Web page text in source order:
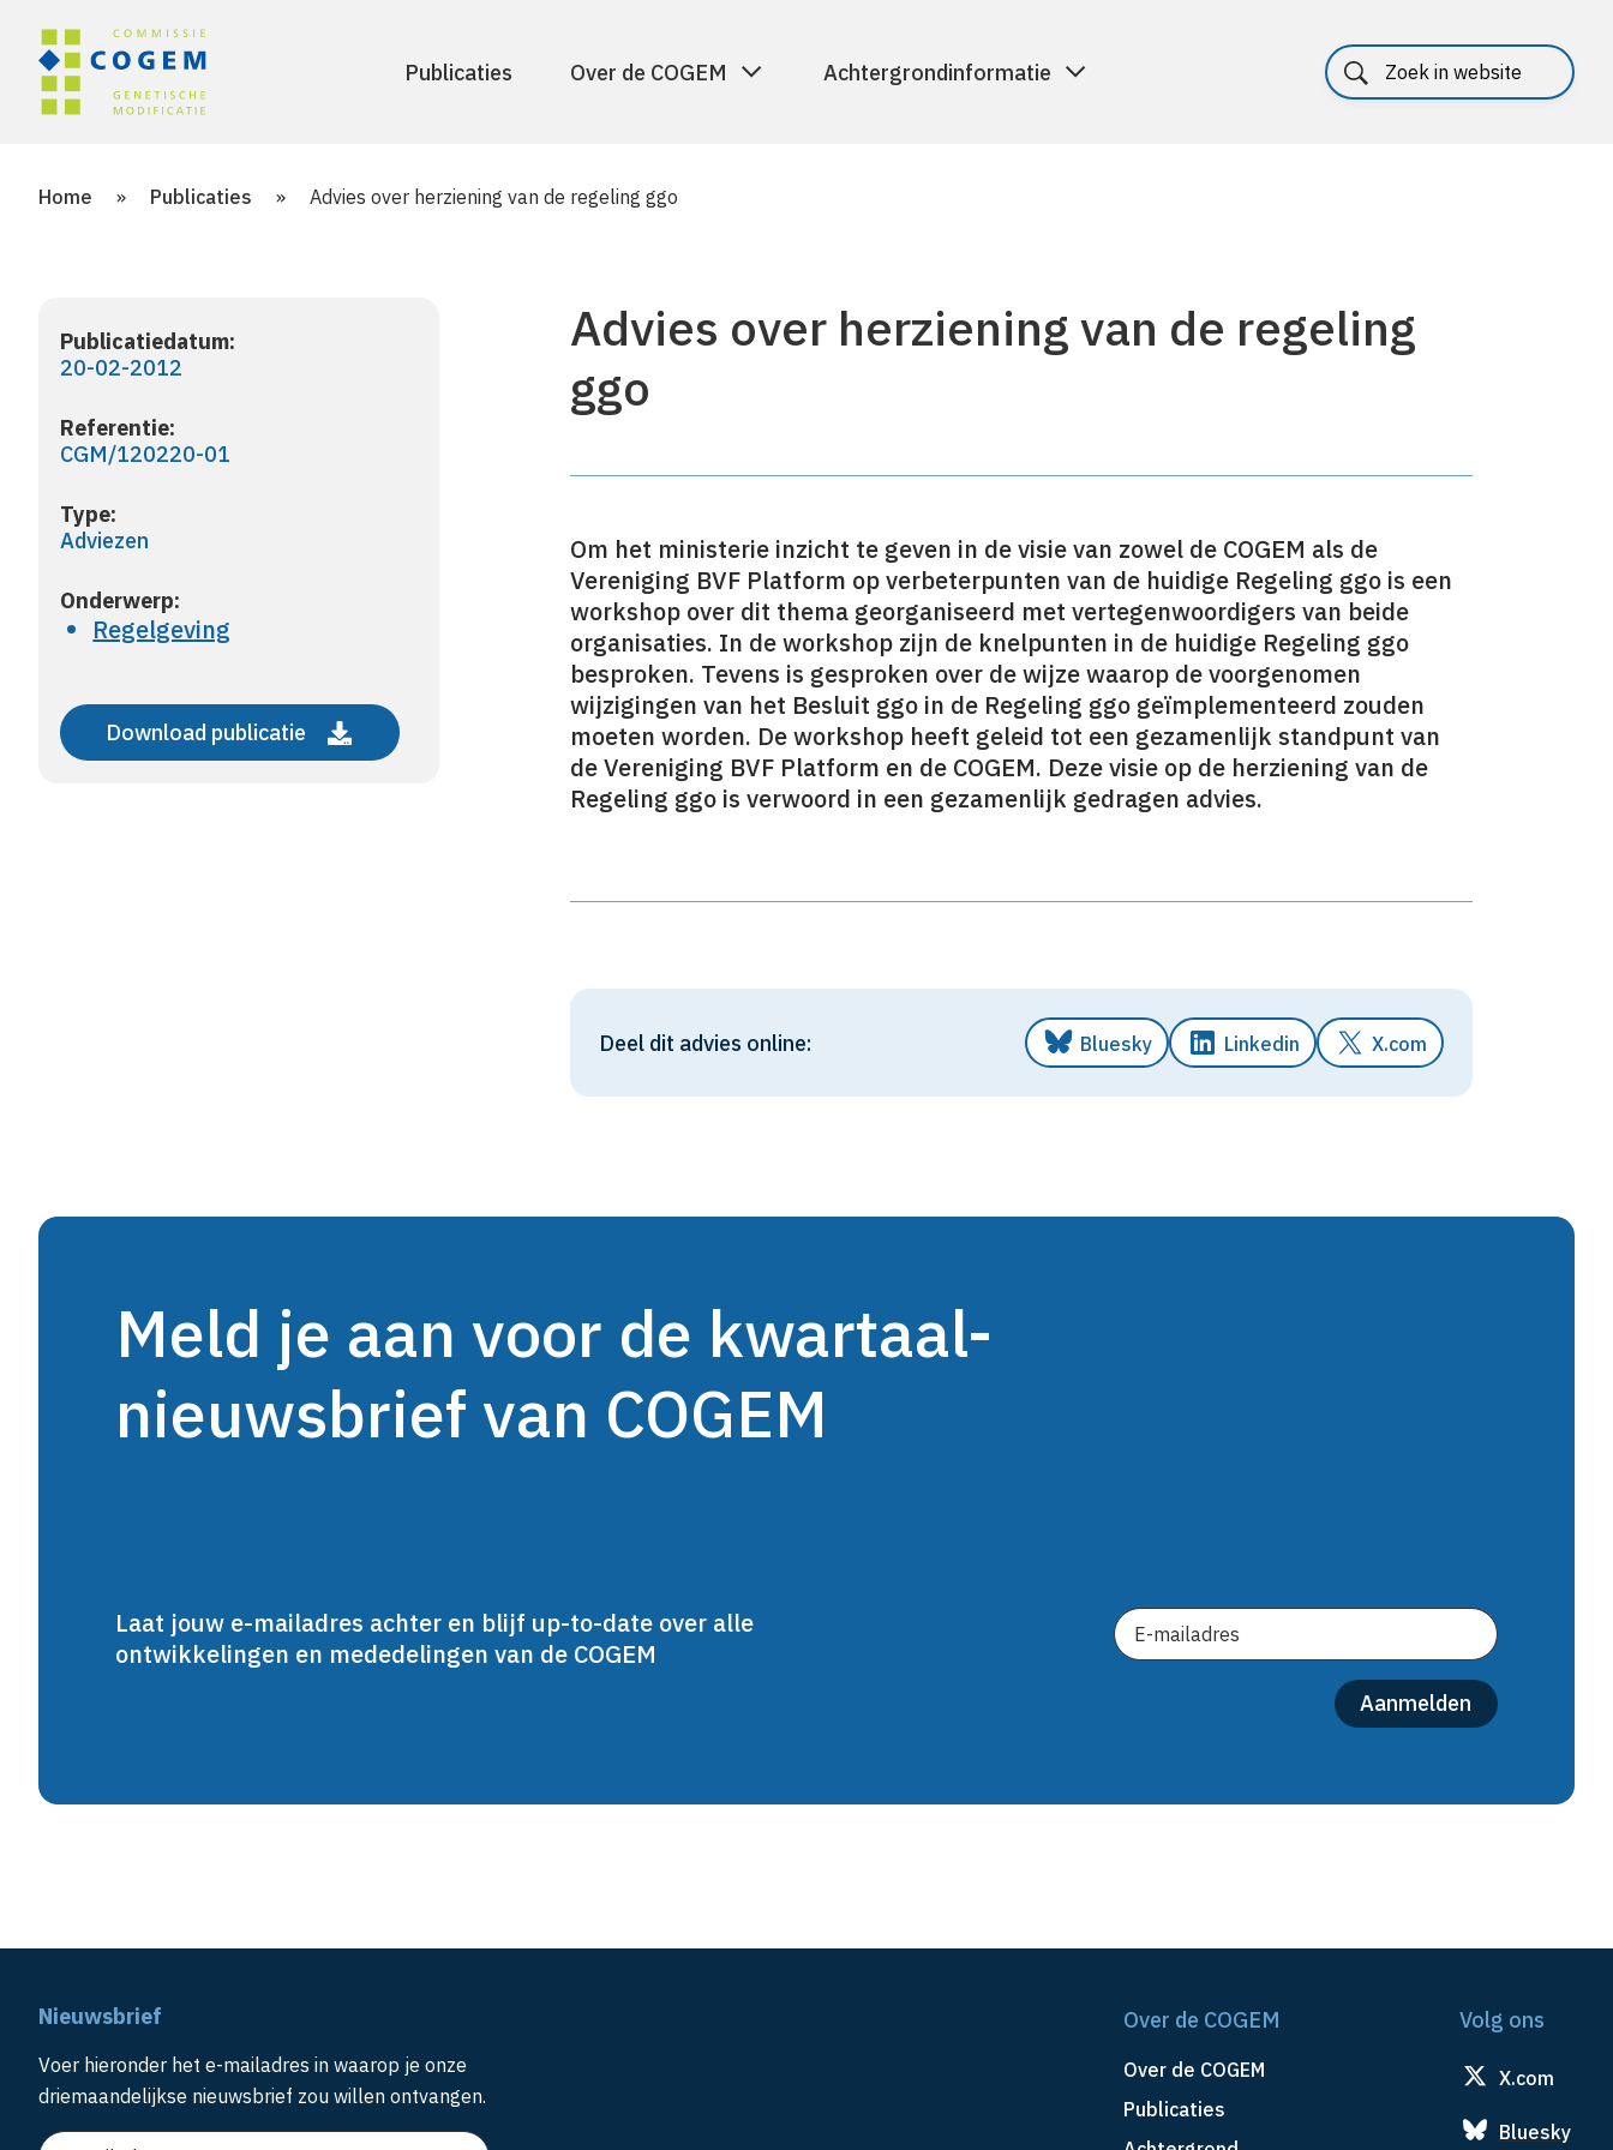
Publicaties Over de COGEM Achtergrondinformatie
Home » Publicaties » Advies over herziening van de regeling ggo
Publicatiedatum:
20-02-2012
Referentie:
CGM/120220-01
Type:
Adviezen
Onderwerp:
Regelgeving
Download publicatie
Advies over herziening van de regeling
ggo
Om het ministerie inzicht te geven in de visie van zowel de COGEM als de
Vereniging BVF Platform op verbeterpunten van de huidige Regeling ggo is een
workshop over dit thema georganiseerd met vertegenwoordigers van beide
organisaties. In de workshop zijn de knelpunten in de huidige Regeling ggo
besproken. Tevens is gesproken over de wijze waarop de voorgenomen
wijzigingen van het Besluit ggo in de Regeling ggo geïmplementeerd zouden
moeten worden. De workshop heeft geleid tot een gezamenlijk standpunt van
de Vereniging BVF Platform en de COGEM. Deze visie op de herziening van de
Regeling ggo is verwoord in een gezamenlijk gedragen advies.
Deel dit advies online: Bluesky Linkedin X.com
Meld je aan voor de kwartaal-
nieuwsbrief van COGEM
Laat jouw e-mailadres achter en blijf up-to-date over alle
ontwikkelingen en mededelingen van de COGEM
Nieuwsbrief
Voer hieronder het e-mailadres in waarop je onze
driemaandelijkse nieuwsbrief zou willen ontvangen.
Over de COGEM
Over de COGEM
Publicaties
Volg ons
X.com
Bluesky